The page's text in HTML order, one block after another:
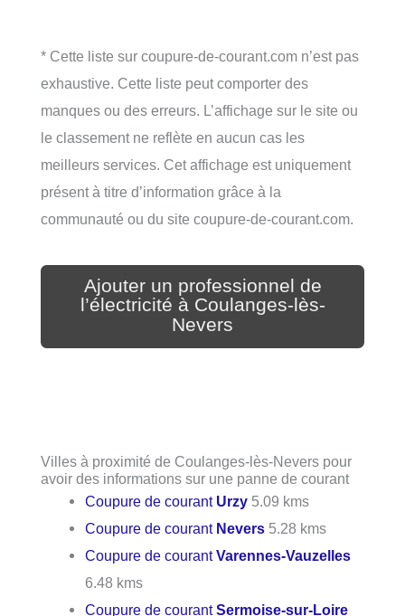
* Cette liste sur coupure-de-courant.com n’est pas
exhaustive. Cette liste peut comporter des
manques ou des erreurs. L’affichage sur le site ou
le classement ne reflète en aucun cas les
meilleurs services. Cet affichage est uniquement
présent à titre d’information grâce à la
communauté ou du site coupure-de-courant.com.
Ajouter un professionnel de
l’électricité à Coulanges-lès-
Nevers
Villes à proximité de Coulanges-lès-Nevers pour
avoir des informations sur une panne de courant
Coupure de courant Urzy 5.09 kms
Coupure de courant Nevers 5.28 kms
Coupure de courantVarennes-Vauzelles
6.48 kms
Coupure de courantSermoise-sur-Loire